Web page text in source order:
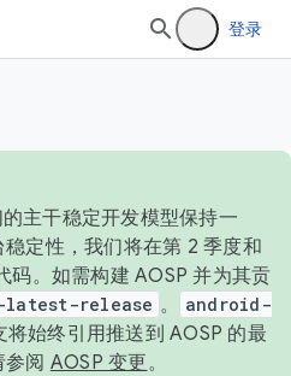
登录
主干稳定开发模型保持一
定性，我们将在第 2 季度和
码。如需构建 AOSP 并为其贡
latest-release 。
android-
将始终引用推送到 AOSP 的最
阅 AOSP 变更。